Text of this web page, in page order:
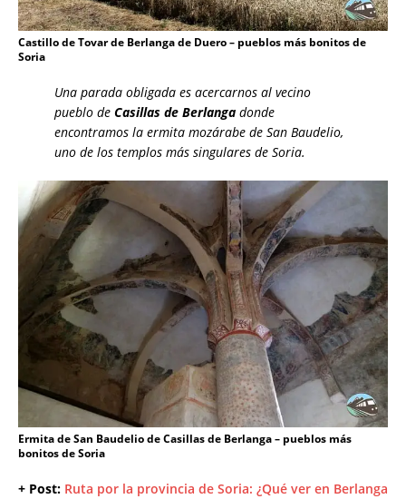
Castillo de Tovar de Berlanga de Duero – pueblos más bonitos de
Soria
Una parada obligada es acercarnos al vecino
pueblo de Casillas de Berlanga donde
encontramos la ermita mozárabe de San Baudelio,
uno de los templos más singulares de Soria.
Ermita de San Baudelio de Casillas de Berlanga – pueblos más
bonitos de Soria
+ Post: Ruta por la provincia de Soria: ¿Qué ver en Berlanga